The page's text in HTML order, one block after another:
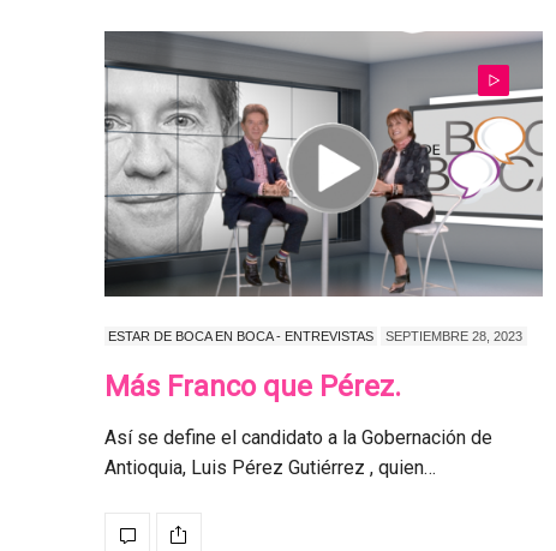
ESTAR DE BOCA EN BOCA - ENTREVISTAS SEPTIEMBRE 28, 2023
Más Franco que Pérez.
Así se define el candidato a la Gobernación de
Antioquia, Luis Pérez Gutiérrez , quien…